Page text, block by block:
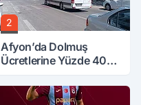
2
Afyon’da Dolmuş
Ücretlerine Yüzde 40